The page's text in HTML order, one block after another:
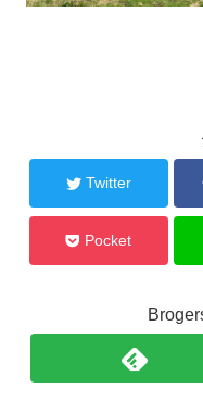
Twitter
Pocket